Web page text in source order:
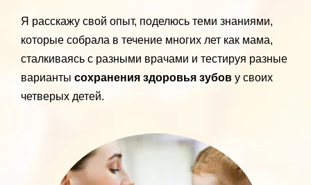
Я расскажу свой опыт, поделюсь теми знаниями,
которые собрала в течение многих лет как мама,
сталкиваясь с разными врачами и тестируя разные
варианты сохранения здоровья зубову своих
четверых детей.